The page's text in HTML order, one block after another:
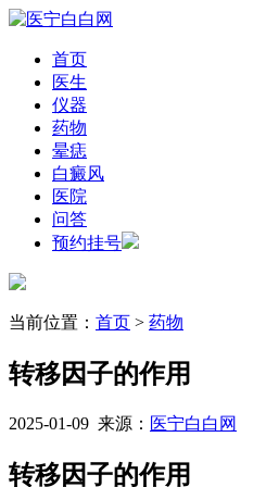
首页
医生
仪器
药物
晕痣
白癜风
医院
问答
预约挂号
当前位置： 首页 > 药物
转移因子的作用
2025-01-09 来源： 医宁白白网
转移因子的作用